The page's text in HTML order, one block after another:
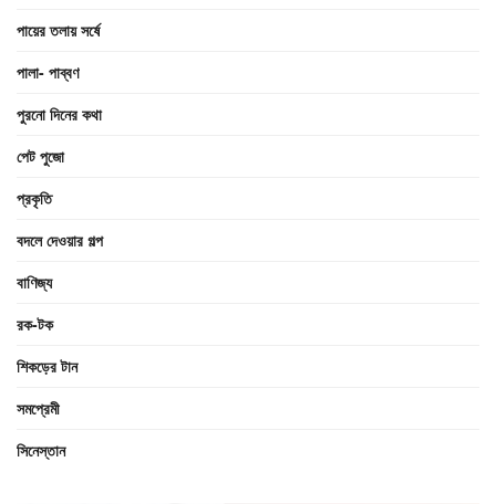
পায়ের তলায় সর্ষে
পালা- পাব্বণ
পুরনো দিনের কথা
পেট পুজো
প্রকৃতি
বদলে দেওয়ার গল্প
বাণিজ্য
রক-টক
শিকড়ের টান
সমপ্রেমী
সিনেস্তান